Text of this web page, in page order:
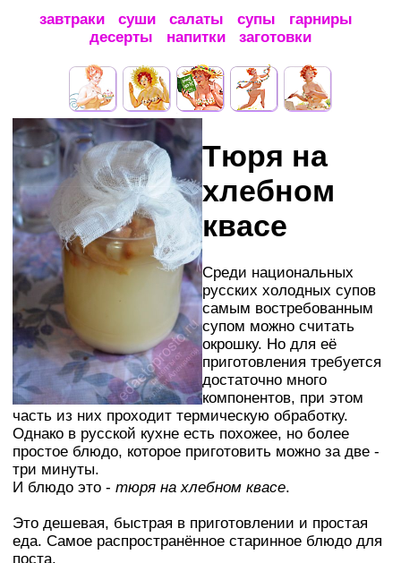
завтраки суши салаты супы
гарниры
десерты
напитки заготовки
Тюря на
хлебном
квасе
Среди национальных
русских холодных супов
самым востребованным
супом можно считать
окрошку. Но для её
приготовления требуется
достаточно много
компонентов, при этом
часть из них проходит термическую обработку.
Однако в русской кухне есть похожее, но более
простое блюдо, которое приготовить можно за две -
три минуты.
И блюдо это - тюря на хлебном квасе.
Это дешевая, быстрая в приготовлении и простая
еда. Самое распространённое старинное блюдо для
поста.